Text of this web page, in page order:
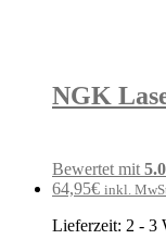
NGK
Bewertet mit
64,95€ inkl.
Lieferzeit: 2 - 3